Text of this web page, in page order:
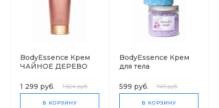
BodyEssence Крем
ЧАЙНОЕ ДЕРЕВО
1 299 руб. 1 624 руб.
В КОРЗИНУ
BodyEssence Крем
для тела
ТРАВЫ
599 руб. 749 руб.
В КОРЗИНУ